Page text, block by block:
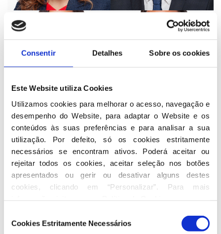
Consentir Detalhes Sobre os cookies
Este Website utiliza Cookies
Utilizamos cookies para melhorar o acesso, navegação e
desempenho do Website, para adaptar o Website e os
conteúdos às suas preferências e para analisar a sua
utilização. Por defeito, só os cookies estritamente
necessários se encontram ativos. Poderá aceitar ou
rejeitar todos os cookies, aceitar seleção nos botões
apresentados ou gerir ou desativar alguns destes
cookies, clicando em “Personalizar”. Para mais
deCookies Estritamente Necessários